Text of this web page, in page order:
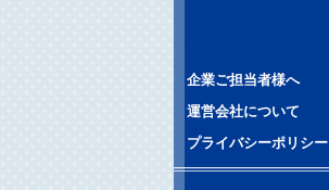
企業ご担当者様へ
運営会社について
プライバシーポリシー